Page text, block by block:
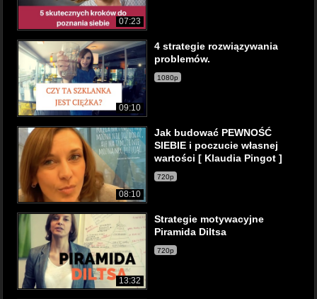
07:23
09:10
4 strategie rozwiązywania
problemów.
1080p
08:10
Jak budować PEWNOŚĆ
SIEBIE i poczucie własnej
wartości [ Klaudia Pingot ]
720p
13:32
Strategie motywacyjne
Piramida Diltsa
720p